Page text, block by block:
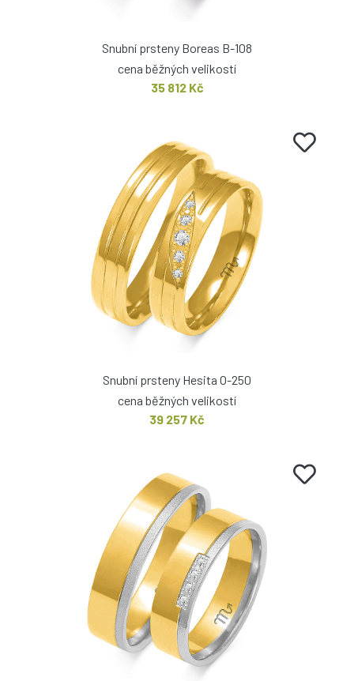
Snubní prsteny Boreas B-108
cena běžných velikostí
35 812 Kč
Snubní prsteny Hesita O-250
cena běžných velikostí
39 257 Kč